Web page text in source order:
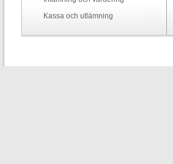
Kassa och utlämning